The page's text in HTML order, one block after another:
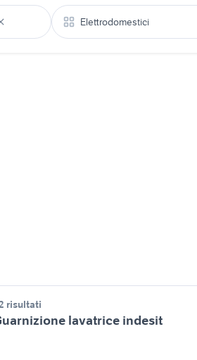
Elettrodomestici
risultati
lavatrice indesit